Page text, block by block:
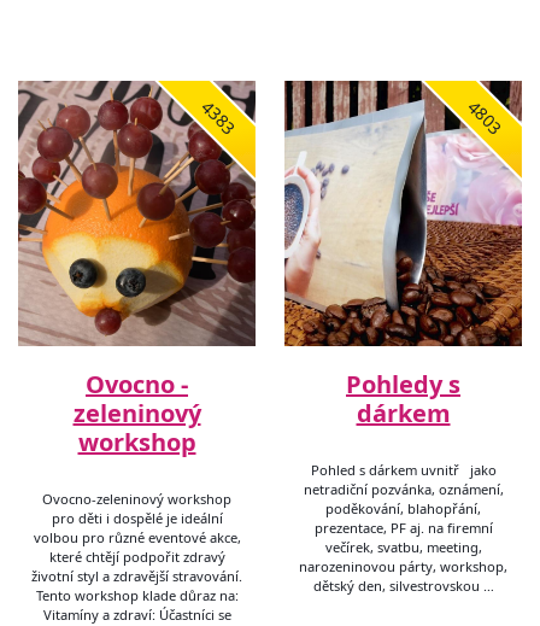
4383
Ovocno -
zeleninový
workshop
Ovocno-zeleninový workshop
pro děti i dospělé je ideální
volbou pro různé eventové akce,
které chtějí podpořit zdravý
životní styl a zdravější stravování.
Tento workshop klade důraz na:
Vitamíny a zdraví: Účastníci se
4803
Pohledy s
dárkem
Pohled s dárkem uvnitř jako
netradiční pozvánka, oznámení,
poděkování, blahopřání,
prezentace, PF aj. na firemní
večírek, svatbu, meeting,
narozeninovou párty, workshop,
dětský den, silvestrovskou …